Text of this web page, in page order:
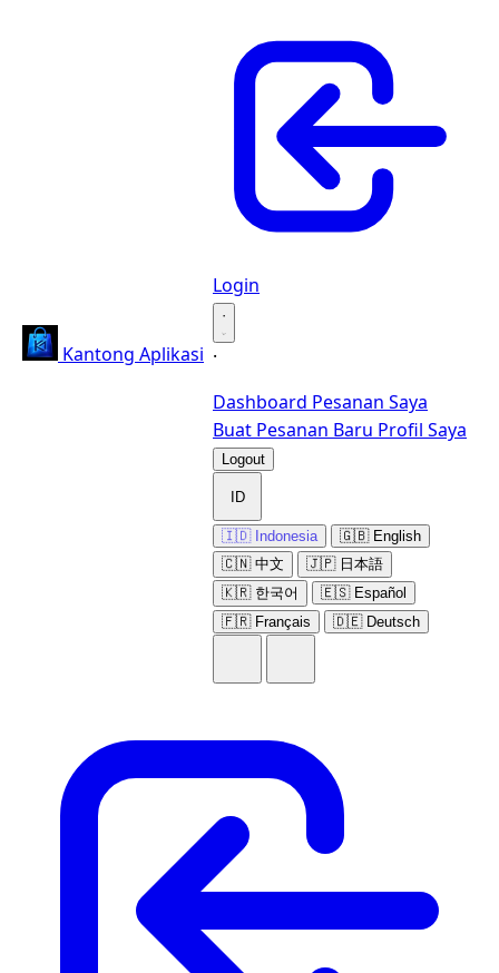
Kantong Aplikasi
Login
·
·
Dashboard Pesanan Saya
Buat Pesanan Baru Profil Saya
Logout
ID
🇮🇩 Indonesia
🇬🇧 English
🇨🇳 中文
🇯🇵 日本語
🇰🇷 한국어
🇪🇸 Español
🇫🇷 Français
🇩🇪 Deutsch